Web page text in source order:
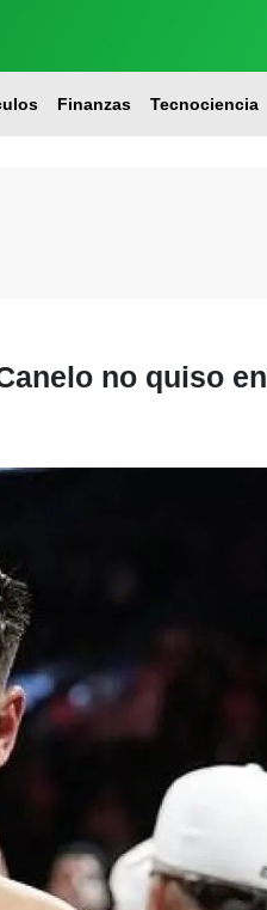
Finanzas Tecnociencia
no quiso